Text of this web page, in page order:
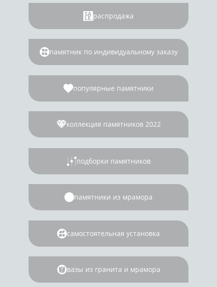
распродажа
памятник по индивидуальному заказу
популярные памятники
коллекция памятников 2022
подборки памятников
памятники из мрамора
самостоятельная установка
вазы из гранита и мрамора